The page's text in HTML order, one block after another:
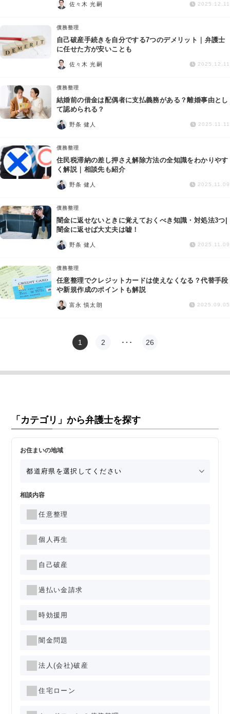
佐々木 光嗣 2025.12.11
債務整理
自己破産手続きを自分でする7つのデメリット｜弁護士
に任せた方が安いことも
佐々木 光嗣 2025.12.11
債務整理
結婚前の借金は配偶者に支払義務がある？離婚事由とし
て認められる？
野条 健人 2025.11.11
債務整理
住民税滞納の差し押さえ解除方法の全知識をわかりやす
く解説｜相談先も紹介
野条 健人 2025.11.09
債務整理
闇金に返せないときに覚えておくべき知識・対処法3つ|
闇金に返せば大丈夫は嘘！
野条 健人 2025.11.09
債務整理
任意整理でクレジットカードは使えなくなる？代替手段
や新規作成のポイントも解説
富永 慎太朗 2025.09.05
1 2 … 26
「カテゴリ」から弁護士を探す
お住まいの地域
相談内容
任意整理
個人再生
自己破産
過払い金請求
時効援用
闇金問題
法人(会社)破産
住宅ローン